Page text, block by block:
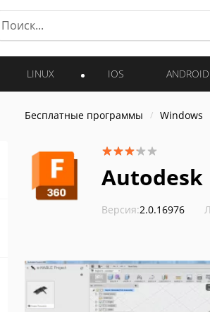
LINUX IOS ANDROID
Бесплатные программы Windows
Autodesk
Версия:2.0.16976